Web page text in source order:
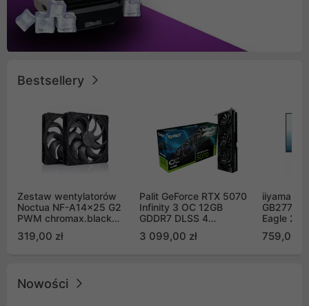
Bestsellery
Zestaw wentylatorów
Noctua NF-A14x25 G2
PWM chromax.black
Push Pull (2szt)
319,00 zł
Palit GeForce RTX 5070
Infinity 3 OC 12GB
GDDR7 DLSS 4
GB2050S)
3 099,00 zł
iiyama G-
Eagle 27"
759,00 zł
Nowości